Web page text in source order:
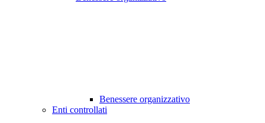
Benessere organizzativo
Enti controllati